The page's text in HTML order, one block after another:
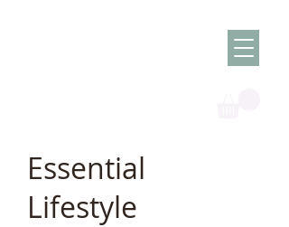
Essential
Lifestyle